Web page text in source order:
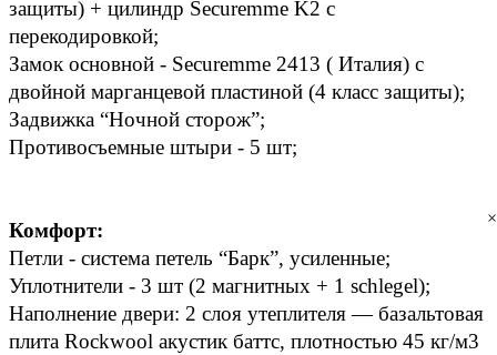
защиты) + цилиндр Securemme K2 с
перекодировкой;
Замок основной - Securemme 2413 ( Италия) с
двойной марганцевой пластиной (4 класс защиты);
Задвижка “Ночной сторож”;
Противосъемные штыри - 5 шт;
Комфорт:
Петли - система петель “Барк”, усиленные;
Уплотнители - 3 шт (2 магнитных + 1 schlegel);
Наполнение двери: 2 слоя утеплителя — базальтовая
плита Rockwool акустик баттс, плотностью 45 кг/м3
×